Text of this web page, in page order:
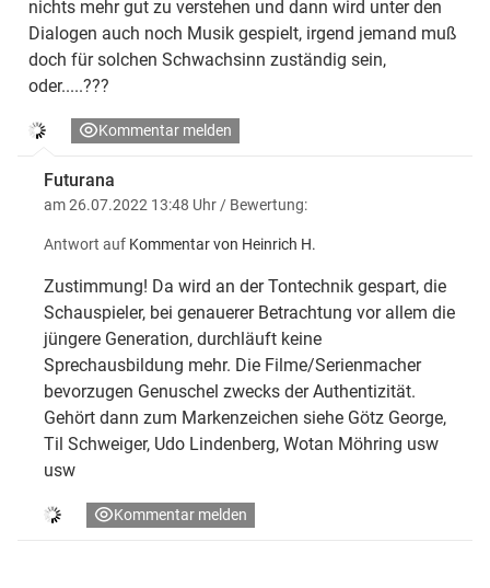
nichts mehr gut zu verstehen und dann wird unter den
Dialogen auch noch Musik gespielt, irgend jemand muß
doch für solchen Schwachsinn zuständig sein,
oder.....???
Kommentar melden
Futurana
am 26.07.2022 13:48 Uhr / Bewertung:
Antwort auf Kommentar von Heinrich H.
Zustimmung! Da wird an der Tontechnik gespart, die
Schauspieler, bei genauerer Betrachtung vor allem die
jüngere Generation, durchläuft keine
Sprechausbildung mehr. Die Filme/Serienmacher
bevorzugen Genuschel zwecks der Authentizität.
Gehört dann zum Markenzeichen siehe Götz George,
Til Schweiger, Udo Lindenberg, Wotan Möhring usw
usw
Kommentar melden